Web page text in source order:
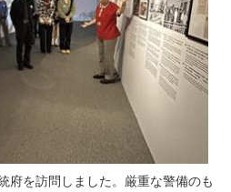
府を訪問しました。厳重な警備のも